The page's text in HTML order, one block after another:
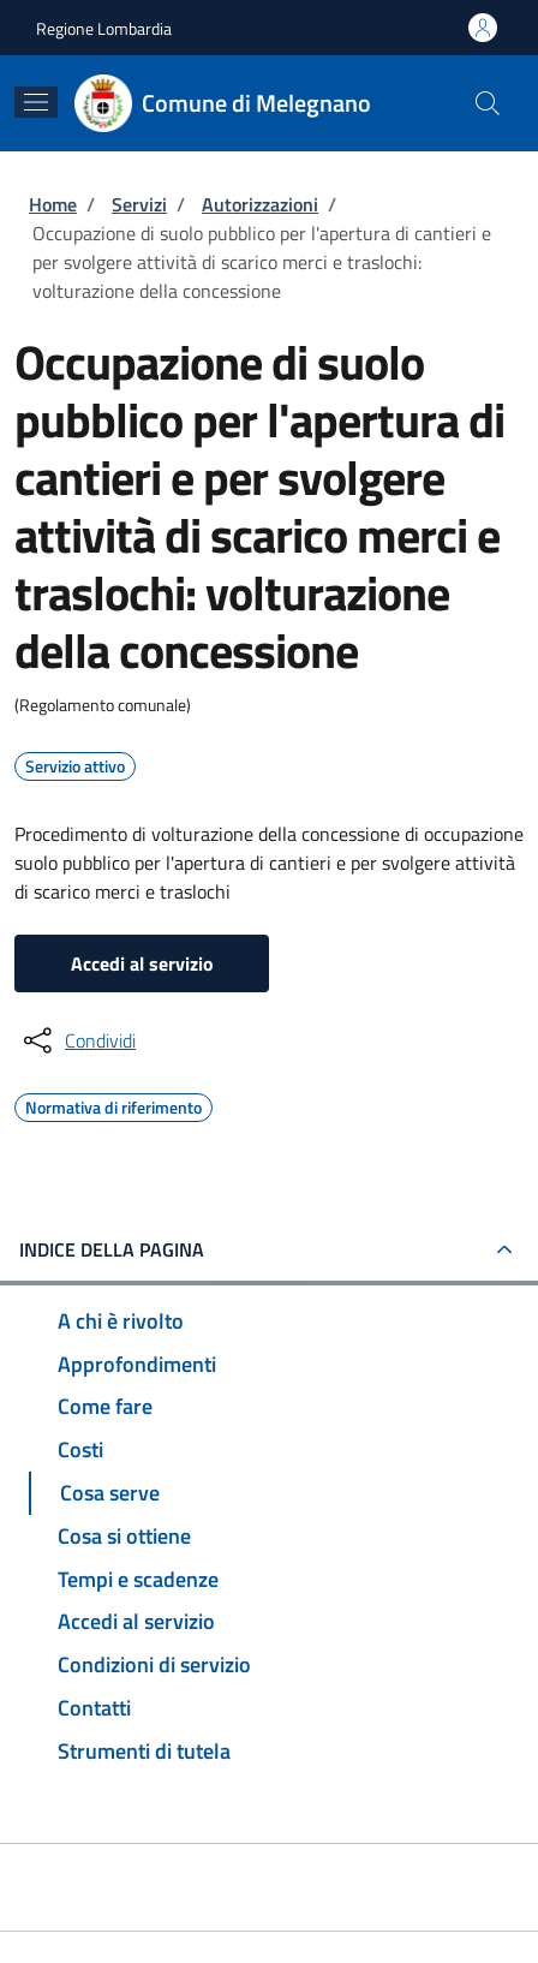
Regione Lombardia
Comune di Melegnano
Briciole di pane
Home / Servizi / Autorizzazioni /
Occupazione di suolo pubblico per l'apertura di cantieri e
per svolgere attività di scarico merci e traslochi:
volturazione della concessione
Occupazione di suolo
pubblico per l'apertura di
cantieri e per svolgere
attività di scarico merci e
traslochi: volturazione
della concessione
(Regolamento comunale)
Servizio attivo
Procedimento di volturazione della concessione di occupazione
suolo pubblico per l'apertura di cantieri e per svolgere attività
di scarico merci e traslochi
Accedi al servizio
Condividi
Normativa di riferimento
INDICE DELLA PAGINA
A chi è rivolto
Approfondimenti
Come fare
Costi
Cosa serve
Cosa si ottiene
Tempi e scadenze
Accedi al servizio
Condizioni di servizio
Contatti
Strumenti di tutela